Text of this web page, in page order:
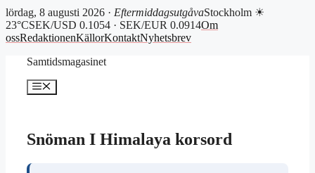
lördag, 8 augusti 2026 · EftermiddagsutgåvaStockholm ☀
23°CSEK/USD 0.1054 · SEK/EUR 0.0914Om
ossRedaktionenKällorKontaktNyhetsbrev
Samtidsmagasinet
Meny
Snöman I Himalaya korsord